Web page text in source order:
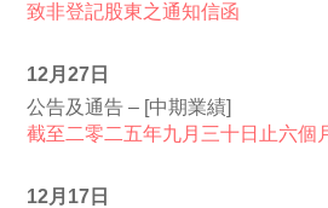
致非登記股東之通知信函
12月27日
公告及通告 – [中期業績]
截至二零二五年九月三十日止六個
12月17日